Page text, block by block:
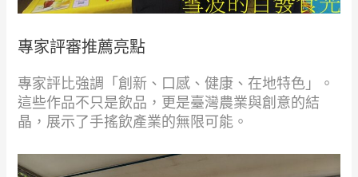
專家評審推薦亮點
專家評比強調「創新、口感、健康、在地特色」。
這些作品不只是飲品，更是臺灣農業與創意的結
晶，展示了手搖飲產業的無限可能。